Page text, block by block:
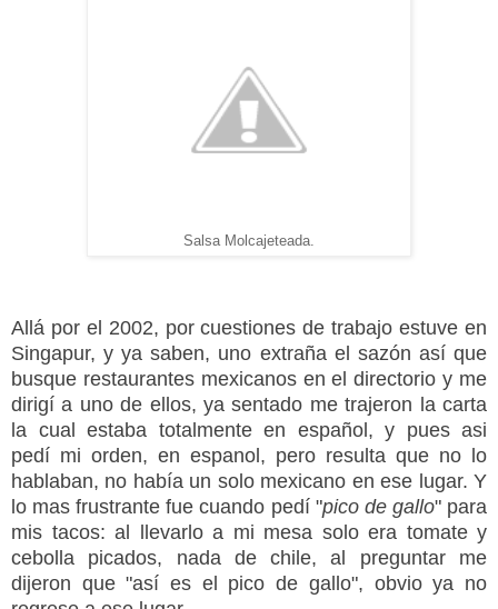
Salsa Molcajeteada.
Allá por el 2002, por cuestiones de trabajo estuve en
Singapur, y ya saben, uno extraña el sazón así que
busque restaurantes mexicanos en el directorio y me
dirigí a uno de ellos, ya sentado me trajeron la carta
la cual estaba totalmente en español, y pues asi
pedí mi orden, en espanol, pero resulta que no lo
hablaban, no había un solo mexicano en ese lugar. Y
lo mas frustrante fue cuando pedí "pico de gallo" para
mis tacos: al llevarlo a mi mesa solo era tomate y
cebolla picados, nada de chile, al preguntar me
dijeron que "así es el pico de gallo", obvio ya no